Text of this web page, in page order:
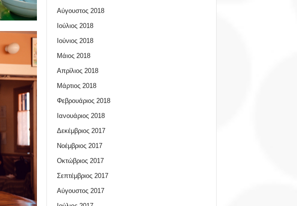
Αύγουστος 2018
Ιούλιος 2018
Ιούνιος 2018
Μάιος 2018
Απρίλιος 2018
Μάρτιος 2018
Φεβρουάριος 2018
Ιανουάριος 2018
Δεκέμβριος 2017
Νοέμβριος 2017
Οκτώβριος 2017
Σεπτέμβριος 2017
Αύγουστος 2017